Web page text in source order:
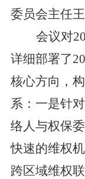
委员会主任王
会议对
详细部署了
核心方向，
系：一是针
络人与权保
快速的维权
跨区域维权